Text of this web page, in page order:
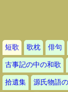
短歌 歌枕 俳句
古事記の中の和歌
拾遺集 源氏物語